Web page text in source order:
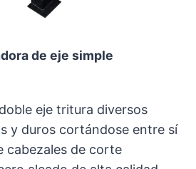
de eje simple
eje tritura diversos
y duros cortándose entre sí
cabezales de corte